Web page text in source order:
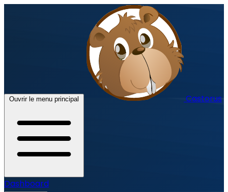
Ouvrir le menu principal Castorus
Dashboard